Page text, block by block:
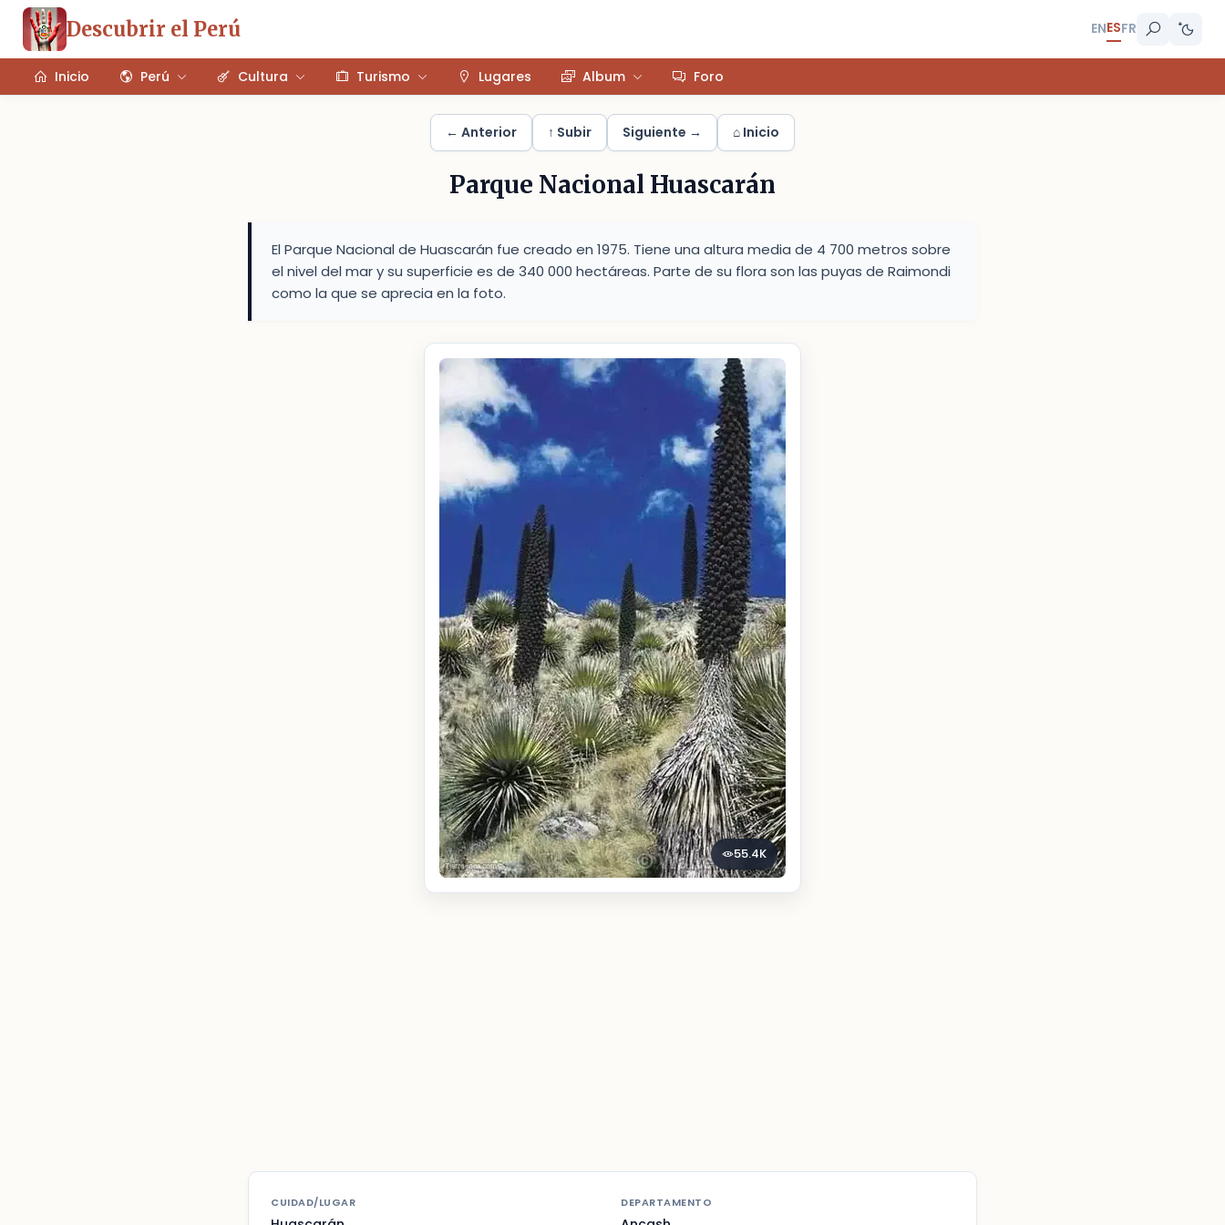
Descubrir el Perú ENESFR
Inicio Perú Cultura Turismo Lugares Album Foro
← Anterior ↑ Subir Siguiente → ⌂ Inicio
Parque Nacional Huascarán
El Parque Nacional de Huascarán fue creado en 1975. Tiene una altura media de 4 700 metros sobre
el nivel del mar y su superficie es de 340 000 hectáreas. Parte de su flora son las puyas de Raimondi
como la que se aprecia en la foto.
55.4K
CUIDAD/LUGAR DEPARTAMENTO